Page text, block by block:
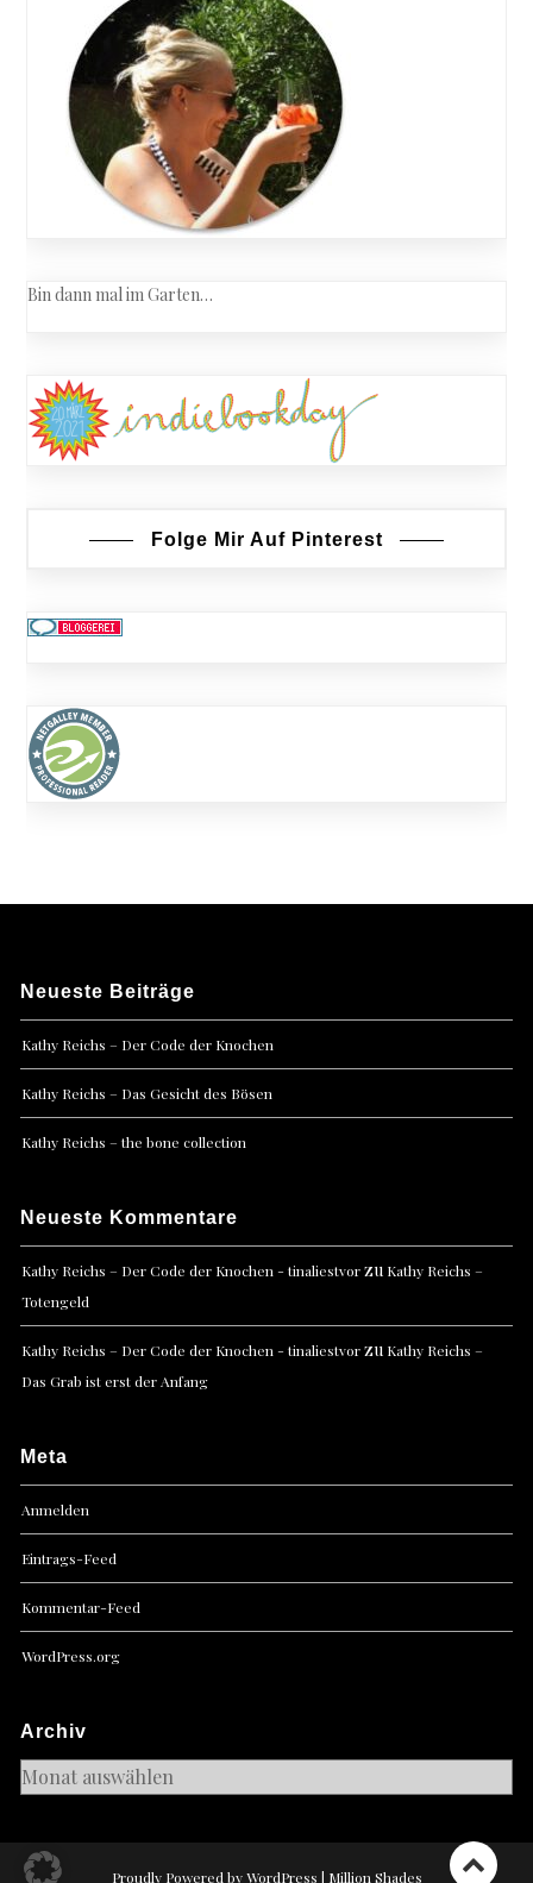
Bin dann mal im Garten…
Folge Mir Auf Pinterest
Neueste Beiträge
Kathy Reichs – Der Code der Knochen
Kathy Reichs – Das Gesicht des Bösen
Kathy Reichs – the bone collection
Neueste Kommentare
Kathy Reichs – Der Code der Knochen - tinaliestvorzu Kathy Reichs –
Totengeld
Kathy Reichs – Der Code der Knochen - tinaliestvorzu Kathy Reichs –
Das Grab ist erst der Anfang
Meta
Anmelden
Eintrags-Feed
Kommentar-Feed
WordPress.org
Archiv
Archiv
Proudly Powered by WordPress | Million Shades